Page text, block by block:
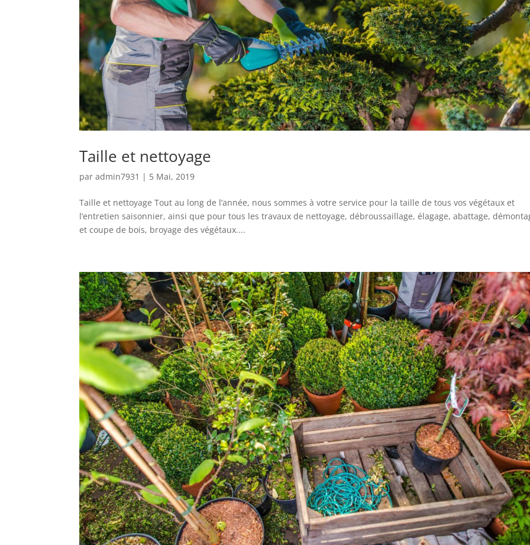
Taille et nettoyage
paradmin7931 | 5 Mai, 2019
Taille et nettoyage Tout au long de l’année, nous sommes à votre service pour la taille de tous vos végétaux et
l’entretien saisonnier, ainsi que pour tous les travaux de nettoyage, débroussaillage, élagage, abattage,
et coupe de bois, broyage des végétaux....